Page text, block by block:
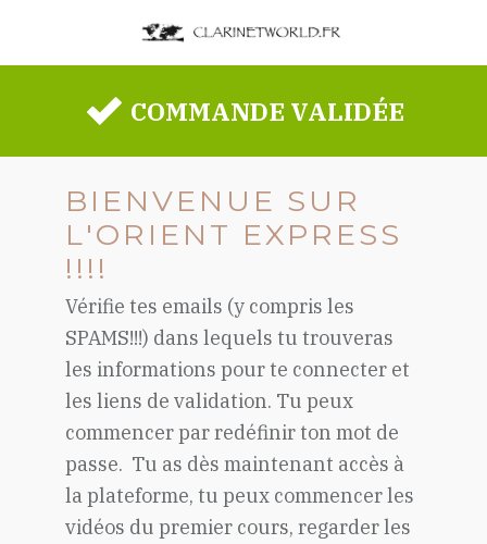
COMMANDE VALIDÉE
BIENVENUE SUR
L'ORIENT EXPRESS
!!!!
Vérifie tes emails (y compris les
SPAMS!!!) dans lequels tu trouveras
les informations pour te connecter et
les liens de validation. Tu peux
commencer par redéfinir ton mot de
passe. Tu as dès maintenant accès à
la plateforme, tu peux commencer les
vidéos du premier cours, regarder les